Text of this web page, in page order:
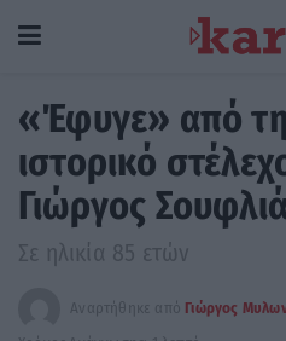
«Έφυγε» από
ιστορικό
Γιώργος
Σε ηλικία 85 ετών
Αναρτήθηκε από Γιώργος